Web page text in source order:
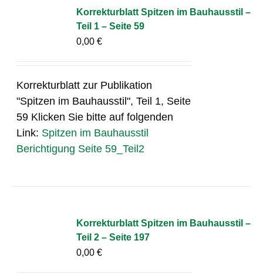
Korrekturblatt Spitzen im Bauhausstil –
Teil 1 – Seite 59
0,00€
Korrekturblatt zur Publikation
"Spitzen im Bauhausstil", Teil 1, Seite
59 Klicken Sie bitte auf folgenden
Link: Spitzen im Bauhausstil
Berichtigung Seite 59_Teil2
Korrekturblatt Spitzen im Bauhausstil –
Teil 2 – Seite 197
0,00€